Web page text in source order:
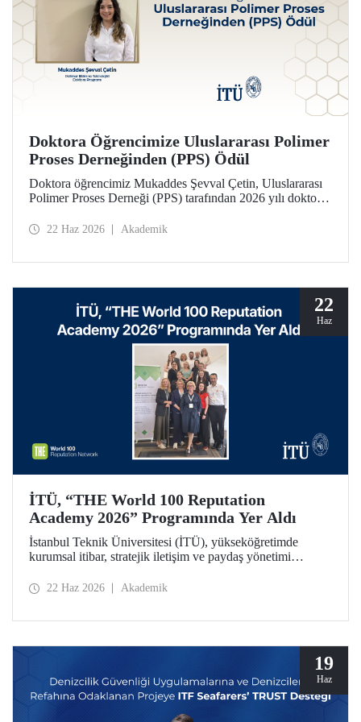
Doktora Öğrencimize Uluslararası Polimer
Proses Derneğinden (PPS) Ödül
Doktora öğrencimiz Mukaddes Şevval Çetin, Uluslararası
Polimer Proses Derneği (PPS) tarafından 2026 yılı doktora
ödülü İtalya’da düzenlenecek PPS-41 konferansında
22 Haz 2026 Akademik
22
Haz
İTÜ, “THE World 100 Reputation
Academy 2026” Programında Yer Aldı
İstanbul Teknik Üniversitesi (İTÜ), yükseköğretimde
kurumsal itibar, stratejik iletişim ve paydaş yönetimi
World 100 Reputation Network tarafından düzenlenen
22 Haz 2026 Akademik
19
Haz